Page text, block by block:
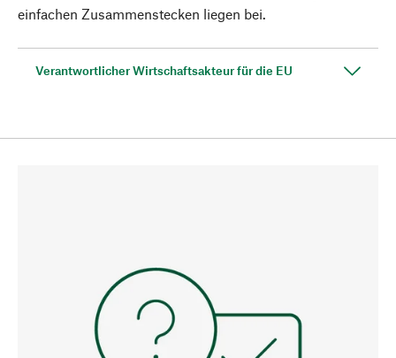
einfachen Zusammenstecken liegen bei.
Verantwortlicher Wirtschaftsakteur für die EU